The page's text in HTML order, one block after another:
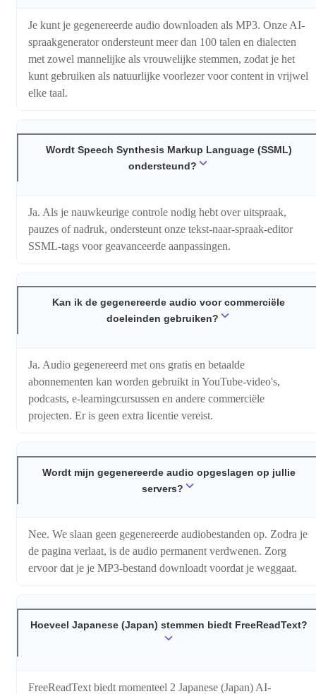
Je kunt je gegenereerde audio downloaden als MP3. Onze AI-
spraakgenerator ondersteunt meer dan 100 talen en dialecten
met zowel mannelijke als vrouwelijke stemmen, zodat je het
kunt gebruiken als natuurlijke voorlezer voor content in vrijwel
elke taal.
Wordt Speech Synthesis Markup Language (SSML)
ondersteund?
Ja. Als je nauwkeurige controle nodig hebt over uitspraak,
pauzes of nadruk, ondersteunt onze tekst-naar-spraak-editor
SSML-tags voor geavanceerde aanpassingen.
Kan ik de gegenereerde audio voor commerciële
doeleinden gebruiken?
Ja. Audio gegenereerd met ons gratis en betaalde
abonnementen kan worden gebruikt in YouTube-video's,
podcasts, e-learningcursussen en andere commerciële
projecten. Er is geen extra licentie vereist.
Wordt mijn gegenereerde audio opgeslagen op jullie
servers?
Nee. We slaan geen gegenereerde audiobestanden op. Zodra je
de pagina verlaat, is de audio permanent verdwenen. Zorg
ervoor dat je je MP3-bestand downloadt voordat je weggaat.
Hoeveel Japanese (Japan) stemmen biedt FreeReadText?
FreeReadText biedt momenteel 2 Japanese (Japan) AI-